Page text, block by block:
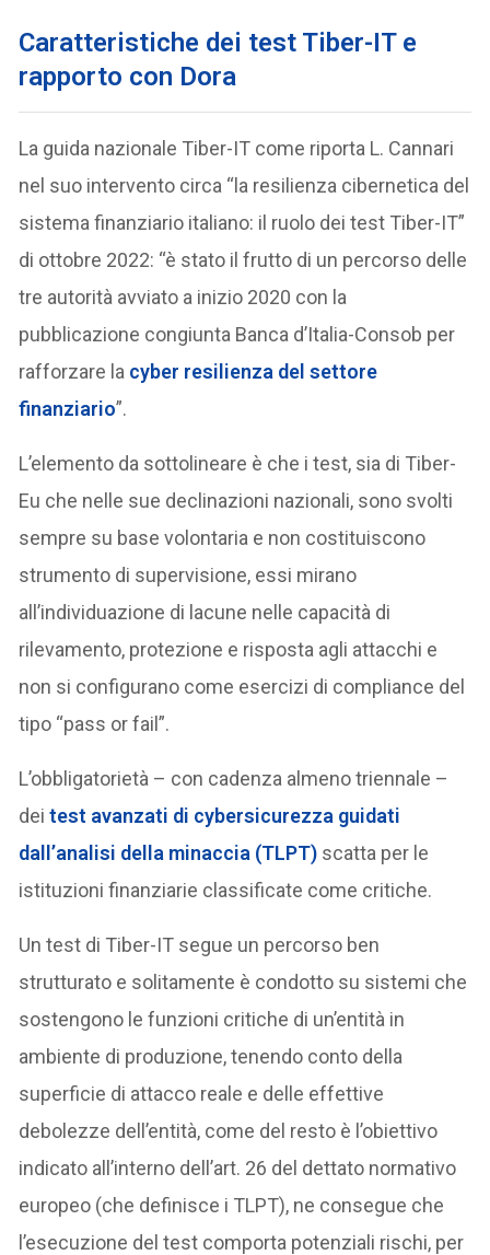
Caratteristiche dei test Tiber-IT e
rapporto con Dora
La guida nazionale Tiber-IT come riporta L. Cannari
nel suo intervento circa “la resilienza cibernetica del
sistema finanziario italiano: il ruolo dei test Tiber-IT”
di ottobre 2022: “è stato il frutto di un percorso delle
tre autorità avviato a inizio 2020 con la
pubblicazione congiunta Banca d’Italia-Consob per
rafforzare la cyber resilienza del settore
finanziario”.
L’elemento da sottolineare è che i test, sia di Tiber-
Eu che nelle sue declinazioni nazionali, sono svolti
sempre su base volontaria e non costituiscono
strumento di supervisione, essi mirano
all’individuazione di lacune nelle capacità di
rilevamento, protezione e risposta agli attacchi e
non si configurano come esercizi di compliance del
tipo “pass or fail”.
L’obbligatorietà – con cadenza almeno triennale –
deitest avanzati di cybersicurezza guidati
dall’analisi della minaccia (TLPT) scatta per le
istituzioni finanziarie classificate come critiche.
Un test di Tiber-IT segue un percorso ben
strutturato e solitamente è condotto su sistemi che
sostengono le funzioni critiche di un’entità in
ambiente di produzione, tenendo conto della
superficie di attacco reale e delle effettive
debolezze dell’entità, come del resto è l’obiettivo
indicato all’interno dell’art. 26 del dettato normativo
europeo (che definisce i TLPT), ne consegue che
l’esecuzione del test comporta potenziali rischi, per